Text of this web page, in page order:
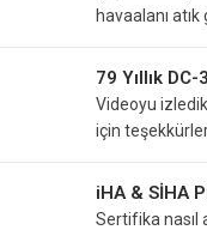
havaalanı
79 Yıllık DC-
Videoyu
için
iHA & SİHA
Sertifika nasıl